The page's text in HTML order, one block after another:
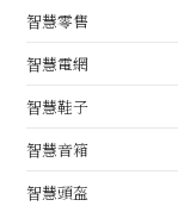
智慧零售
智慧電網
智慧鞋子
智慧音箱
智慧頭盔